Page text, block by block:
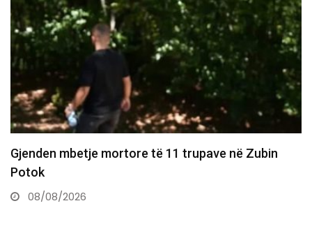
Pritje deri në një orë në disa pika kufitare, më…
08/08/2026